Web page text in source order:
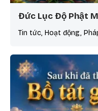
Đức Lục Độ Phật
Tin tức, Hoạt động,